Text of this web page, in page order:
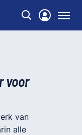
voor
van
alle